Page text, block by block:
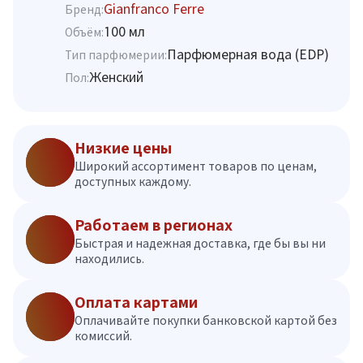
Бренд:Gianfranco Ferre
Объём:100 мл
Тип парфюмерии:Парфюмерная вода (EDP)
Пол:Женский
Низкие цены
Широкий ассортимент товаров по ценам,
доступных каждому.
Работаем в регионах
Быстрая и надежная доставка, где бы вы ни
находились.
Оплата картами
Оплачивайте покупки банковской картой без
комиссий.